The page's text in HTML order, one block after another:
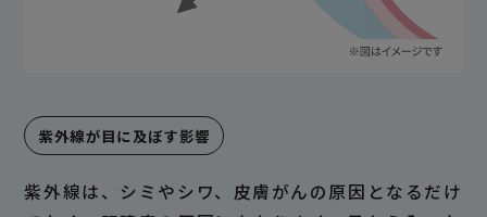
紫外線が目に及ぼす影響
紫外線は、シミやシワ、皮膚がんの原因となるだけ